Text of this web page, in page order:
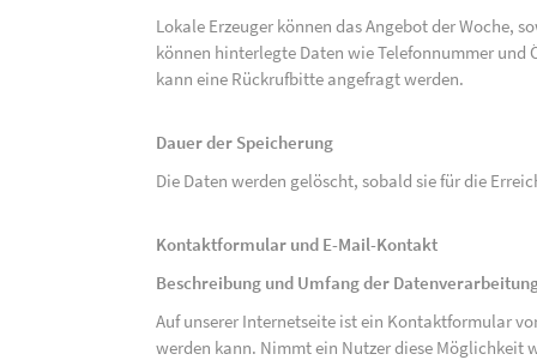
Lokale Erzeuger können das Angebot der Woche,
können hinterlegte Daten wie Telefonnummer und
kann eine Rückrufbitte angefragt werden.
Dauer der Speicherung
Die Daten werden gelöscht, sobald sie für die
Kontaktformular und E-Mail-Kontakt
Beschreibung und Umfang der
Auf unserer Internetseite ist ein Kontaktformular
werden kann. Nimmt ein Nutzer diese Möglichkeit